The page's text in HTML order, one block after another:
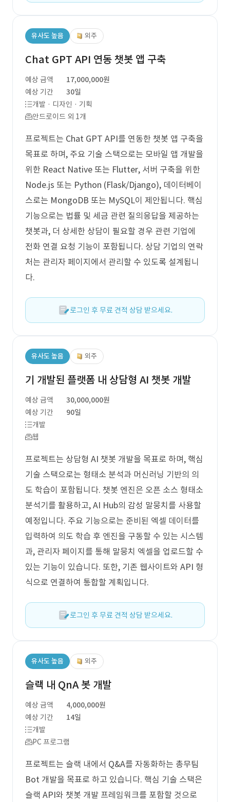
유사도 높음 외주
Chat GPT API 연동 챗봇 앱 구축
예상 금액
17,000,000원
예상 기간
30일
개발 · 디자인 · 기획
안드로이드 외 1개
프로젝트는 Chat GPT API를 연동한 챗봇 앱 구축을
목표로 하며, 주요 기술 스택으로는 모바일 앱 개발을
위한 React Native 또는 Flutter, 서버 구축을 위한
Node.js 또는 Python (Flask/Django), 데이터베이
스로는 MongoDB 또는 MySQL이 제안됩니다. 핵심
기능으로는 법률 및 세금 관련 질의응답을 제공하는
챗봇과, 더 상세한 상담이 필요할 경우 관련 기업에
전화 연결 요청 기능이 포함됩니다. 상담 기업의 연락
처는 관리자 페이지에서 관리할 수 있도록 설계됩니
다.
로그인 후 무료 견적 상담 받으세요.
유사도 높음 외주
기 개발된 플랫폼 내 상담형 AI 챗봇 개발
예상 금액
30,000,000원
예상 기간
90일
개발
웹
프로젝트는 상담형 AI 챗봇 개발을 목표로 하며, 핵심
기술 스택으로는 형태소 분석과 머신러닝 기반의 의
도 학습이 포함됩니다. 챗봇 엔진은 오픈 소스 형태소
분석기를 활용하고, AI Hub의 감성 말뭉치를 사용할
예정입니다. 주요 기능으로는 준비된 엑셀 데이터를
입력하여 의도 학습 후 엔진을 구동할 수 있는 시스템
과, 관리자 페이지를 통해 말뭉치 엑셀을 업로드할 수
있는 기능이 있습니다. 또한, 기존 웹사이트와 API 형
식으로 연결하여 통합할 계획입니다.
로그인 후 무료 견적 상담 받으세요.
유사도 높음 외주
슬랙 내 QnA 봇 개발
예상 금액
4,000,000원
예상 기간
14일
개발
PC 프로그램
프로젝트는 슬랙 내에서 Q&A를 자동화하는 총무팀
Bot 개발을 목표로 하고 있습니다. 핵심 기술 스택은
슬랙 API와 챗봇 개발 프레임워크를 포함할 것으로